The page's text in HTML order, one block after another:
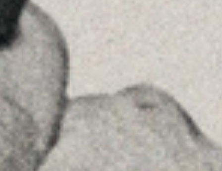
Veure a Google Maps
Príncipe de Vergara, 108 , 5ª planta
28002 , Madrid
Veure a Google Maps
MENU
Inici